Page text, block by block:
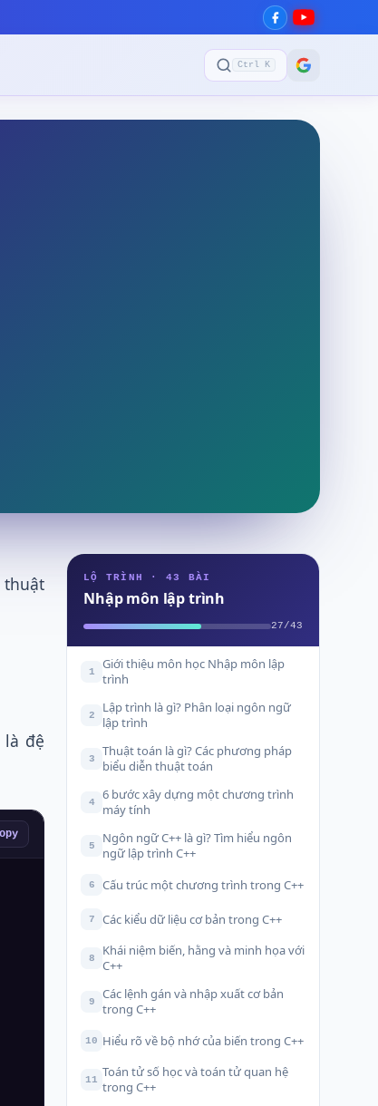
Ctrl K
thuật
đệ
LỘ TRÌNH · 43 BÀI
Nhập môn lập trình
27/43
1
Giới thiệu môn học Nhập môn lập
trình
2
Lập trình là gì? Phân loại ngôn ngữ
lập trình
3
Thuật toán là gì? Các phương pháp
biểu diễn thuật toán
4
6 bước xây dựng một chương trình
máy tính
5
Ngôn ngữ C++ là gì? Tìm hiểu ngôn
ngữ lập trình C++
6 Cấu trúc một chương trình trong C++
7 Các kiểu dữ liệu cơ bản trong C++
8
Khái niệm biến, hằng và minh họa với
C++
9
Các lệnh gán và nhập xuất cơ bản
trong C++
10 Hiểu rõ về bộ nhớ của biến trong C++
11 Toán tử số học và toán tử quan hệ
trong C++